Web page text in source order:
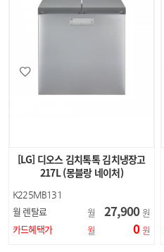
[LG] 디오스 김치톡톡 김치냉장고
217L (몽블랑 네이처)
K225MB131
월 렌탈료 월 27,900 원
카드혜택가
월 0 원